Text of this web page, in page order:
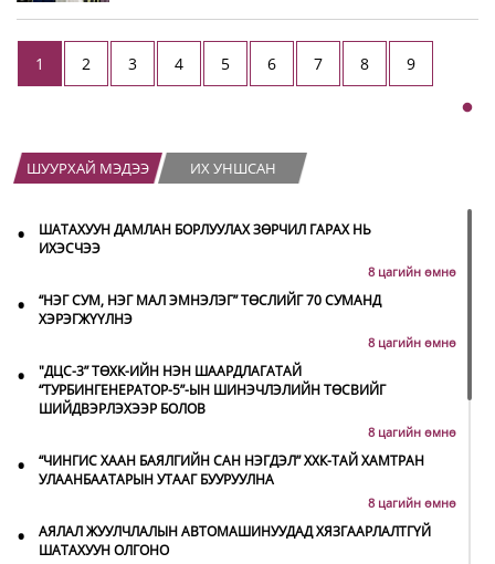
1 2 3 4 5 6 7 8 9
ШУУРХАЙ МЭДЭЭ ИХ УНШСАН
•
ШАТАХУУН ДАМЛАН БОРЛУУЛАХ ЗӨРЧИЛ ГАРАХ НЬ
ИХЭСЧЭЭ
8 цагийн өмнө
•
“НЭГ СУМ, НЭГ МАЛ ЭМНЭЛЭГ” ТӨСЛИЙГ 70 СУМАНД
ХЭРЭГЖҮҮЛНЭ
8 цагийн өмнө
•
"ДЦС-3” ТӨХК-ИЙН НЭН ШААРДЛАГАТАЙ
“ТУРБИНГЕНЕРАТОР-5”-ЫН ШИНЭЧЛЭЛИЙН ТӨСВИЙГ
ШИЙДВЭРЛЭХЭЭР БОЛОВ
8 цагийн өмнө
•
“ЧИНГИС ХААН БАЯЛГИЙН САН НЭГДЭЛ” ХХК-ТАЙ ХАМТРАН
УЛААНБААТАРЫН УТААГ БУУРУУЛНА
8 цагийн өмнө
•
АЯЛАЛ ЖУУЛЧЛАЛЫН АВТОМАШИНУУДАД ХЯЗГААРЛАЛТГҮЙ
ШАТАХУУН ОЛГОНО